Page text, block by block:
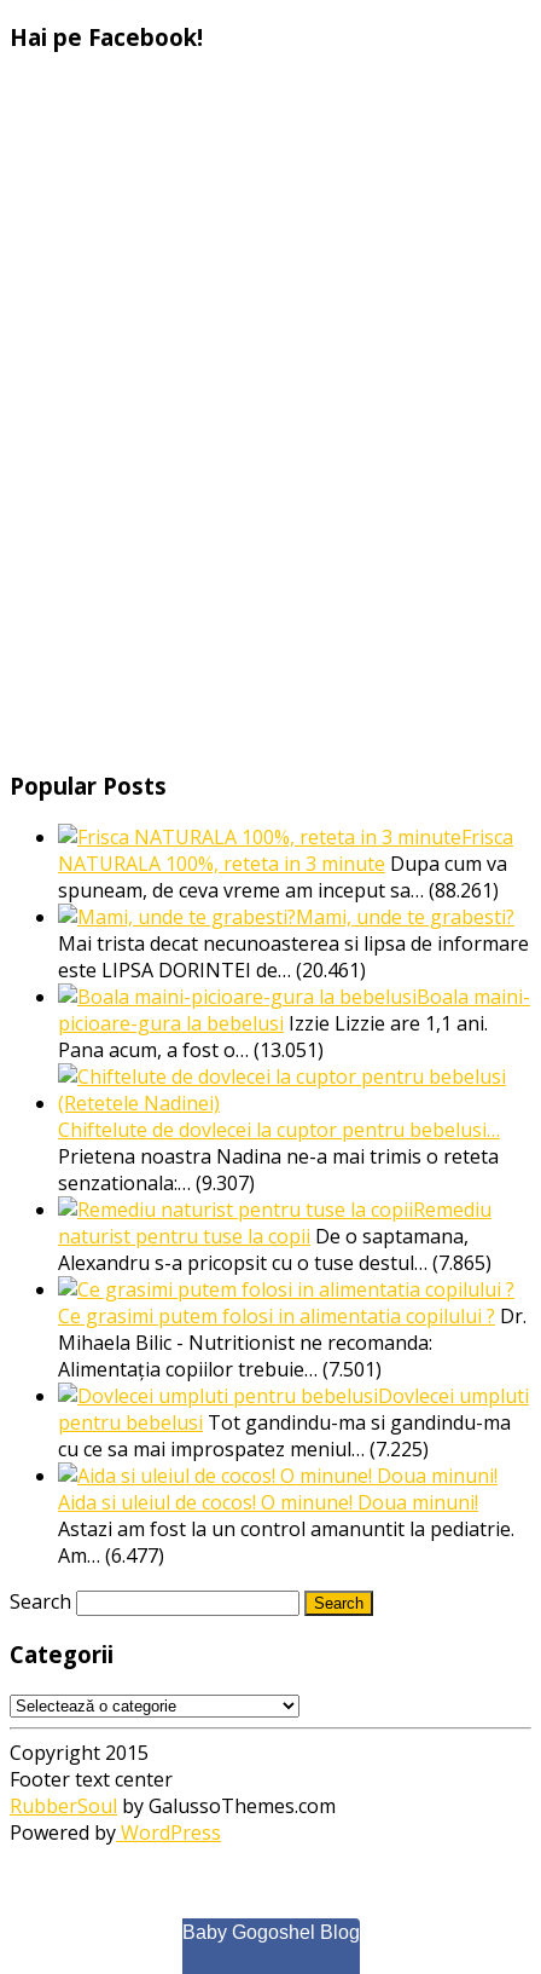
Hai pe Facebook!
Popular Posts
Frisca
NATURALA 100%, reteta in 3 minute Dupa cum va
spuneam, de ceva vreme am inceput sa… (88.261)
Mami, unde te grabesti?
Mai trista decat necunoasterea si lipsa de informare
este LIPSA DORINTEI de… (20.461)
Boala maini-
picioare-gura la bebelusi Izzie Lizzie are 1,1 ani.
Pana acum, a fost o… (13.051)
Chiftelute de dovlecei la cuptor pentru bebelusi…
Prietena noastra Nadina ne-a mai trimis o reteta
senzationala:… (9.307)
Remediu
naturist pentru tuse la copii De o saptamana,
Alexandru s-a pricopsit cu o tuse destul… (7.865)
Ce grasimi putem folosi in alimentatia copilului ? Dr.
Mihaela Bilic - Nutritionist ne recomanda:
Alimentația copiilor trebuie… (7.501)
Dovlecei umpluti
pentru bebelusi Tot gandindu-ma si gandindu-ma
cu ce sa mai improspatez meniul… (7.225)
Aida si uleiul de cocos! O minune! Doua minuni!
Astazi am fost la un control amanuntit la pediatrie.
Am… (6.477)
Search
Categorii
Categorii
Copyright 2015
Footer text center
RubberSoul by GalussoThemes.com
Powered byWordPress
Baby Gogoshel Blog